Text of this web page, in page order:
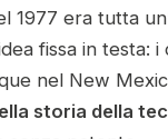
1977 era tutta
fissa in testa:
nel New
storia della